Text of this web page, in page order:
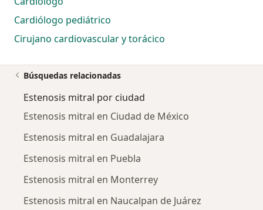
Cardiólogo pediátrico
Cirujano cardiovascular y torácico
Búsquedas relacionadas
Estenosis mitral por ciudad
Estenosis mitral en Ciudad de México
Estenosis mitral en Guadalajara
Estenosis mitral en Puebla
Estenosis mitral en Monterrey
Estenosis mitral en Naucalpan de Juárez